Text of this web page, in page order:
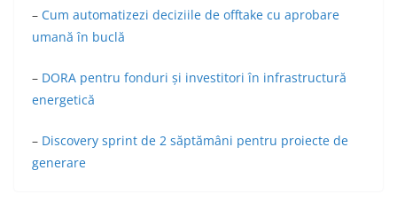
– Cum automatizezi deciziile de offtake cu aprobare
umană în buclă
– DORA pentru fonduri și investitori în infrastructură
energetică
– Discovery sprint de 2 săptămâni pentru proiecte de
generare